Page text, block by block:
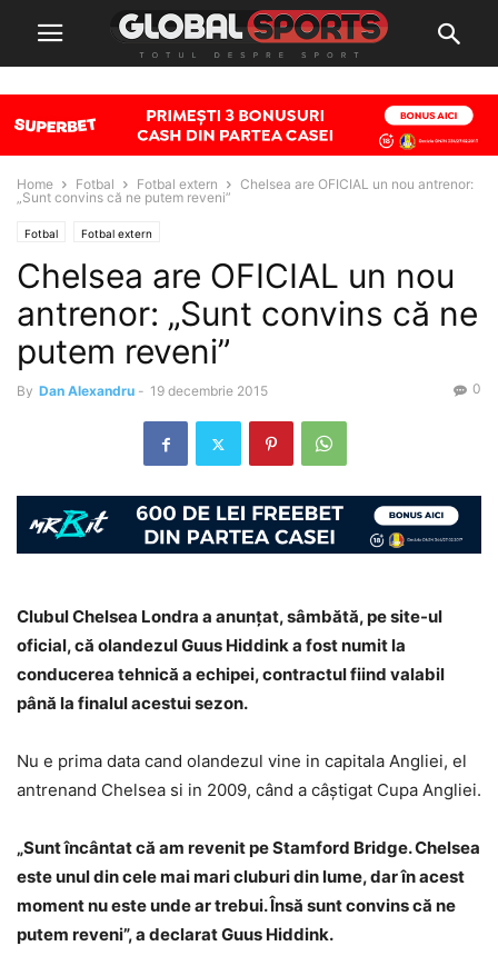
Home Fotbal Fotbal extern
Chelsea are OFICIAL un nou antrenor:
„Sunt convins că ne putem reveni”
Fotbal Fotbal extern
Chelsea are OFICIAL un nou
antrenor: „Sunt convins că ne
putem reveni”
By Dan Alexandru - 19 decembrie 2015 0
Clubul Chelsea Londra a anunţat, sâmbătă, pe site-ul
oficial, că olandezul Guus Hiddink a fost numit la
conducerea tehnică a echipei, contractul fiind valabil
până la finalul acestui sezon.
Nu e prima data cand olandezul vine in capitala Angliei, el
antrenand Chelsea si in 2009, când a câştigat Cupa Angliei.
„Sunt încântat că am revenit pe Stamford Bridge. Chelsea
este unul din cele mai mari cluburi din lume, dar în acest
moment nu este unde ar trebui. Însă sunt convins că ne
putem reveni”, a declarat Guus Hiddink.